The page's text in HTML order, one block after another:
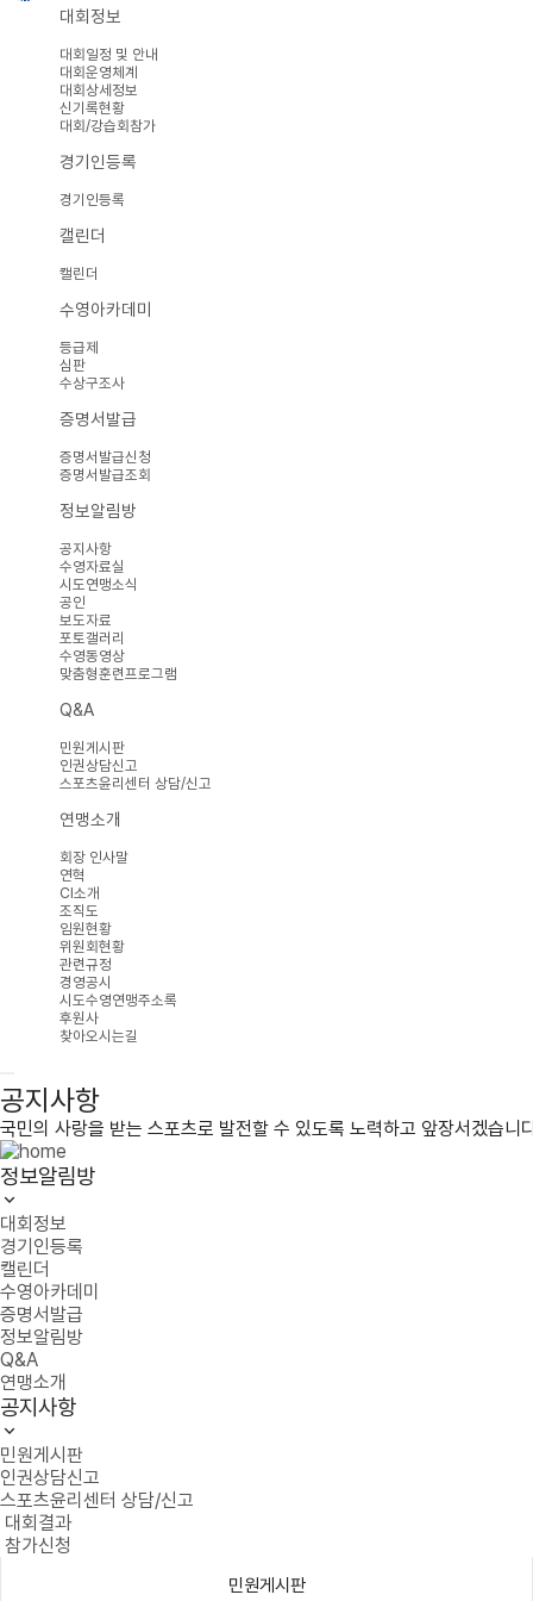
대회정보
대회일정 및 안내
대회운영체계
대회상세정보
신기록현황
대회/강습회참가
경기인등록
경기인등록
캘린더
캘린더
수영아카데미
등급제
심판
수상구조사
증명서발급
증명서발급신청
증명서발급조회
정보알림방
공지사항
수영자료실
시도연맹소식
공인
보도자료
포토갤러리
수영동영상
맞춤형훈련프로그램
Q&A
민원게시판
인권상담신고
스포츠윤리센터 상담/신고
연맹소개
회장 인사말
연혁
CI소개
조직도
임원현황
위원회현황
관련규정
경영공시
시도수영연맹주소록
후원사
찾아오시는길
공지사항
국민의 사랑을 받는 스포츠로 발전할 수 있도록 노력하고 앞장서겠습니
정보알림방
대회정보
경기인등록
캘린더
수영아카데미
증명서발급
정보알림방
Q&A
연맹소개
공지사항
민원게시판
인권상담신고
스포츠윤리센터 상담/신고
대회결과
참가신청
민원게시판